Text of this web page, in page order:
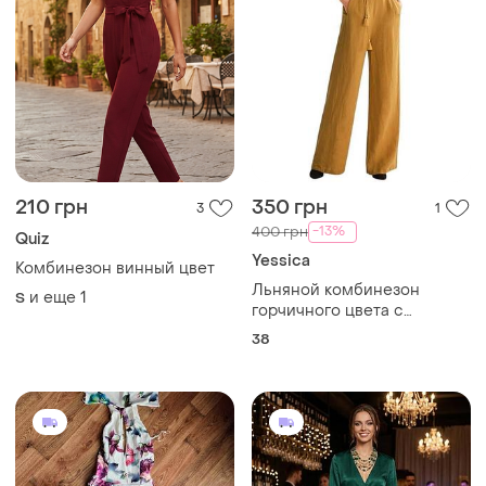
210 грн 3
Quiz
Комбинезон винный цвет
S и еще 1
350 грн 1
400 грн -13%
Yessica
Льняной комбинезон
горчичного цвета с
открытыми плечами.
38